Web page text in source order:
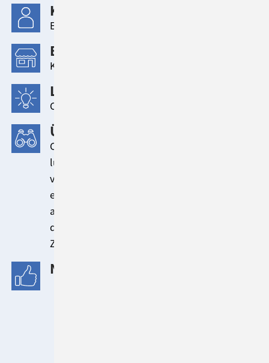
KUNDE
Evangelisch-Lutherische Kirche in Bayern
BRANCHE
Kirche, öffentliche Verwaltung
LÖSUNG
ConSol CM
ÜBERBLICK
ConSol CM wird von der evangelisch-
lutherischen Kirche Bayern für die
verschiedenen Bereiche des IT-Service
eingesetzt. Abteilungsintern als auch
abteilungsübergreifend können Anfragen
dank klar geregelter Zugriffsrechte und
Zuständigkeiten schnell bearbeitet werden.
NUTZENASPEKTE